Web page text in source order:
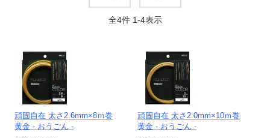
全4件 1-4表示
頑固自在 太さ2.6mm×8ｍ巻
黄金 - おうごん -
頑固自在 太さ2.0mm×10ｍ巻
黄金 - おうごん -